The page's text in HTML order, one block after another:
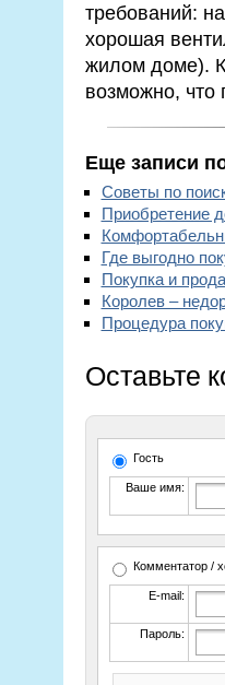
требований:
хорошая
жилом доме).
возможно, что
Еще записи
Советы по
Приобретение
Где выгодно
Покупка и
Королев –
Процедура
Оставьте
Гость
Ваше имя:
Комментатор /
E-mail:
Пароль: